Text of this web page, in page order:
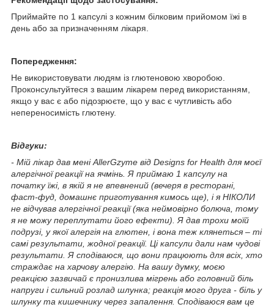
Приймайте по 1 капсулі з кожним білковим прийомом їжі в
день або за призначенням лікаря.
Попередження:
Не використовувати людям із глютеновою хворобою.
Проконсультуйтеся з вашим лікарем перед використанням,
якщо у вас є або підозрюєте, що у вас є чутливість або
непереносимість глютену.
Відгуки:
- Мій лікар дав мені AllerGzyme від Designs for Health для моєї
алергічної реакції на ячмінь. Я приймаю 1 капсулу на
початку їжі, в якій я не впевнений (вечеря в ресторані,
фаст-фуд, домашнє приготування кимось ще), і я НІКОЛИ
не відчував алергічної реакції (яка неймовірно болюча, тому
я не можу переплутати його ефекти). Я дав трохи моїй
подрузі, у якої алергія на глютен, і вона теж клянеться – ті
самі результати, жодної реакції. Ці капсули дали нам чудові
результати. Я сподіваюся, що вони працюють для всіх, хто
страждає на харчову алергію. На вашу думку, моєю
реакцією зазвичай є пронизлива мігрень або головний біль
напруги і сильний розлад шлунка; реакція мого друга - біль у
шлунку та кишечнику через запалення. Сподіваюся вам це